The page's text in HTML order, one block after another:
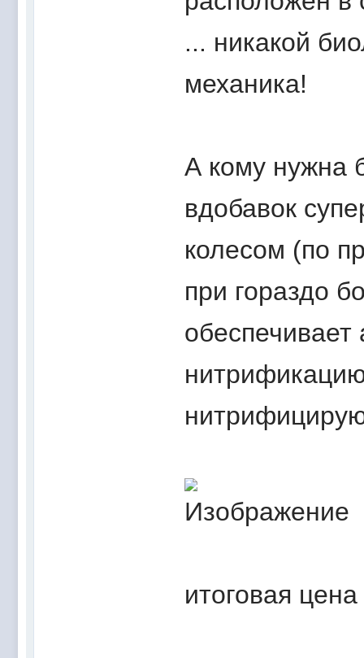
... никакой
механика!
А кому нужна
вдобавок
колесом (по
при гораздо
итоговая